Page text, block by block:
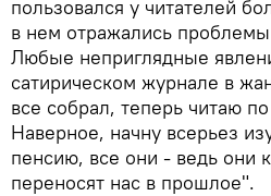
пользовался у читателей
в нем отражались
Любые неприглядные
сатирическом журнале в
все собрал, теперь читаю
Наверное, начну всерьез
пенсию, все они - ведь они
переносят нас в прошлое".